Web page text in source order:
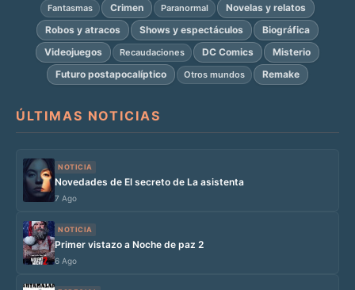
Fantasmas Crimen Paranormal
Novelas y relatos
Robos y atracos
Shows y espectáculos
Biográfica
Videojuegos
Recaudaciones DC Comics
Misterio
Futuro postapocalíptico
Otros mundos Remake
ÚLTIMAS NOTICIAS
NOTICIA
Novedades de El secreto de La asistenta
7 Ago
NOTICIA
Primer vistazo a Noche de paz 2
6 Ago